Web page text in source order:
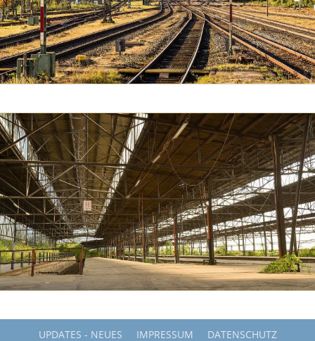
UPDATES - NEUES IMPRESSUM DATENSCHUTZ